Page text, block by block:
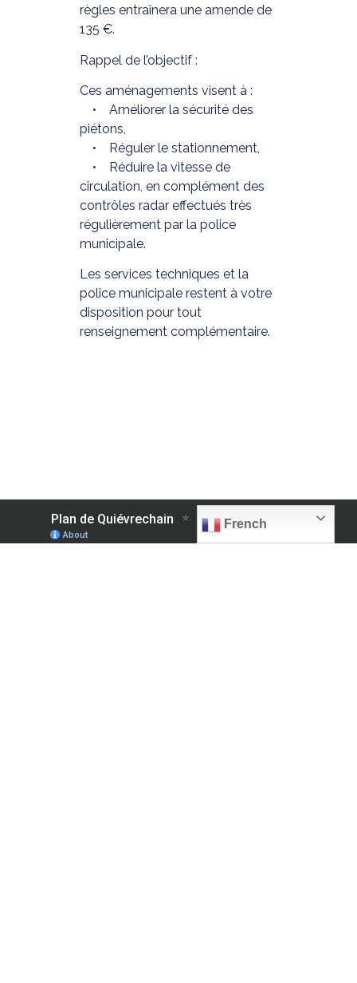
règles entraînera une amende de
135 €.
Rappel de l’objectif :
Ces aménagements visent à :
• Améliorer la sécurité des
piétons,
• Réguler le stationnement,
• Réduire la vitesse de
circulation, en complément des
contrôles radar effectués très
régulièrement par la police
municipale.
Les services techniques et la
police municipale restent à votre
disposition pour tout
renseignement complémentaire.
French